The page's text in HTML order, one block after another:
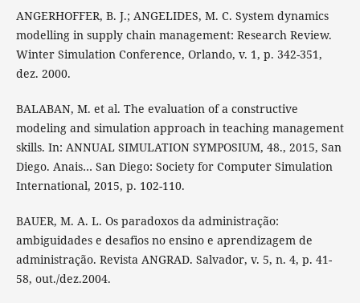
ANGERHOFFER, B. J.; ANGELIDES, M. C. System dynamics
modelling in supply chain management: Research Review.
Winter Simulation Conference, Orlando, v. 1, p. 342-351,
dez. 2000.
BALABAN, M. et al. The evaluation of a constructive
modeling and simulation approach in teaching management
skills. In: ANNUAL SIMULATION SYMPOSIUM, 48., 2015, San
Diego. Anais… San Diego: Society for Computer Simulation
International, 2015, p. 102-110.
BAUER, M. A. L. Os paradoxos da administração:
ambiguidades e desafios no ensino e aprendizagem de
administração. Revista ANGRAD. Salvador, v. 5, n. 4, p. 41-
58, out./dez.2004.